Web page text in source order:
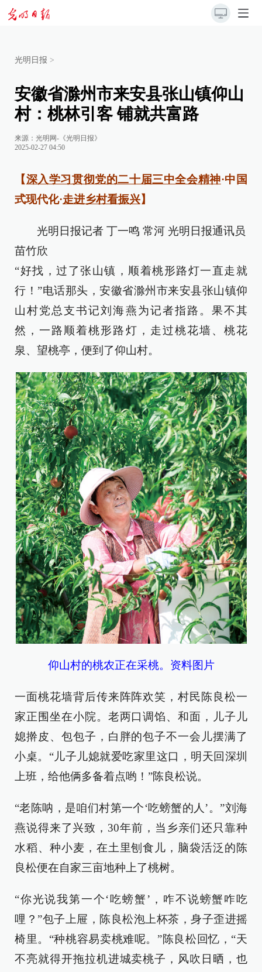
光明日报 >
安徽省滁州市来安县张山镇仰山
村：桃林引客 铺就共富路
来源： 光明网-《光明日报》
2025-02-27 04:50
【深入学习贯彻党的二十届三中全会精神·中国
式现代化·走进乡村看振兴】
光明日报记者 丁一鸣 常河 光明日报通讯员
苗竹欣
“好找，过了张山镇，顺着桃形路灯一直走就
行！”电话那头，安徽省滁州市来安县张山镇仰
山村党总支书记刘海燕为记者指路。果不其
然，一路顺着桃形路灯，走过桃花墙、桃花
泉、望桃亭，便到了仰山村。
仰山村的桃农正在采桃。资料图片
一面桃花墙背后传来阵阵欢笑，村民陈良松一
家正围坐在小院。老两口调馅、和面，儿子儿
媳擀皮、包包子，白胖的包子不一会儿摆满了
小桌。“儿子儿媳就爱吃家里这口，明天回深圳
上班，给他俩多备着点哟！”陈良松说。
“老陈呐，是咱们村第一个‘吃螃蟹的人’。”刘海
燕说得来了兴致，30年前，当乡亲们还只靠种
水稻、种小麦，在土里刨食儿，脑袋活泛的陈
良松便在自家三亩地种上了桃树。
“你光说我第一个‘吃螃蟹’，咋不说螃蟹咋吃
哩？”包子上屉，陈良松泡上杯茶，身子歪进摇
椅里。“种桃容易卖桃难呢。”陈良松回忆，“天
不亮就得开拖拉机进城卖桃子，风吹日晒，也